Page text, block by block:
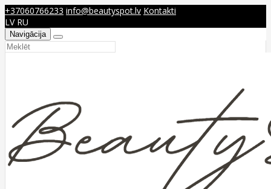
+37060766233 info@beautyspot.lv Kontakti
LV RU
Navigācija